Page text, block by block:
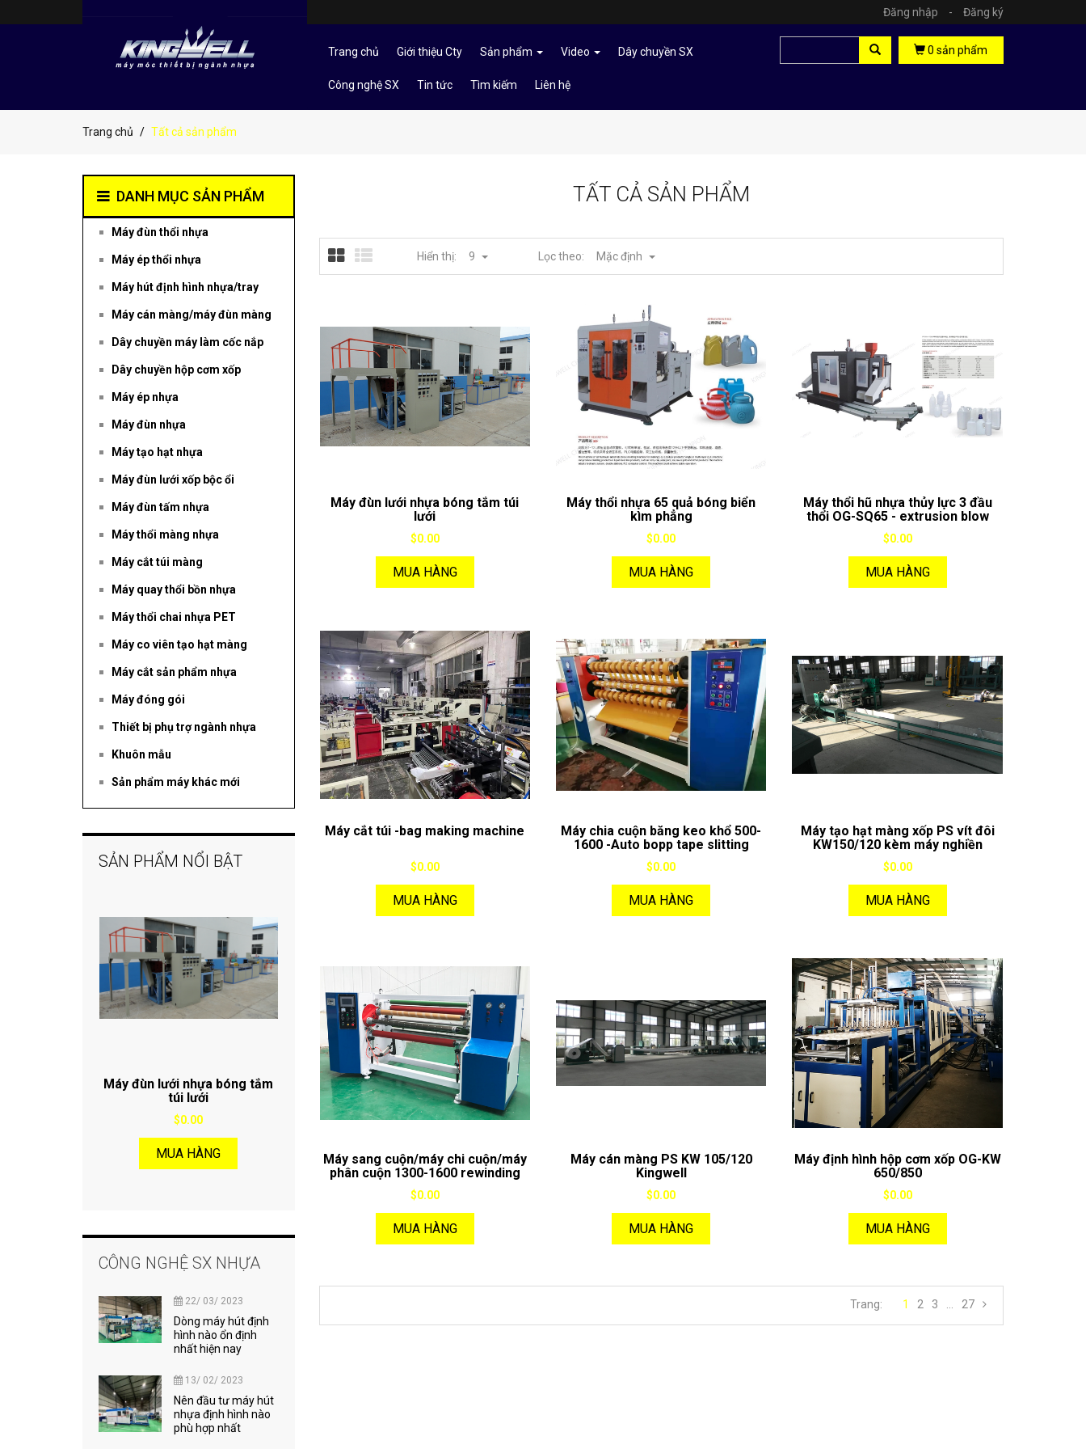
Đăng nhập - Đăng ký
Trang chủ Giới thiệu Cty Sản phẩm Video Dây chuyền SX
Công nghệ SX Tin tức Tìm kiếm Liên hệ
0 sản phẩm
Trang chủ Tất cả sản phẩm
TẤT CẢ SẢN PHẨM
Lọc theo: Mặc định
Hiển thị: 9
Máy đùn lưới nhựa bóng tắm túi
lưới
$0.00
MUA HÀNG
Máy thổi nhựa 65 quả bóng biển
kìm phẳng
$0.00
MUA HÀNG
Máy thổi hũ nhựa thủy lực 3 đầu
thổi OG-SQ65 - extrusion blow
moulding machine
$0.00
MUA HÀNG
Máy cắt túi -bag making machine
$0.00
MUA HÀNG
Máy chia cuộn băng keo khổ 500-
1600 -Auto bopp tape slitting
rewinding machine
$0.00
MUA HÀNG
Máy tạo hạt màng xốp PS vít đôi
KW150/120 kèm máy nghiền
$0.00
MUA HÀNG
Máy sang cuộn/máy chi cuộn/máy
phân cuộn 1300-1600 rewinding
machine
$0.00
MUA HÀNG
Máy cán màng PS KW 105/120
Kingwell
$0.00
MUA HÀNG
Máy định hình hộp cơm xốp OG-KW
650/850
$0.00
MUA HÀNG
Trang: 1 2 3 27
DANH MỤC SẢN PHẨM
Máy đùn thổi nhựa
Máy ép thổi nhựa
Máy hút định hình nhựa/tray
Máy cán màng/máy đùn màng
Dây chuyền máy làm cốc nắp
Dây chuyền hộp cơm xốp
Máy ép nhựa
Máy đùn nhựa
Máy tạo hạt nhựa
Máy đùn lưới xốp bộc ổi
Máy đùn tấm nhựa
Máy thổi màng nhựa
Máy cắt túi màng
Máy quay thổi bồn nhựa
Máy thổi chai nhựa PET
Máy co viên tạo hạt màng
Máy cắt sản phẩm nhựa
Máy đóng gói
Thiết bị phụ trợ ngành nhựa
Khuôn mẫu
Sản phẩm máy khác mới
SẢN PHẨM NỔI BẬT
Máy đùn lưới nhựa bóng tắm
túi lưới
$0.00
MUA HÀNG
CÔNG NGHỆ SX NHỰA
22/ 03/ 2023
Dòng máy hút định
hình nào ổn định
nhất hiện nay
13/ 02/ 2023
Nên đầu tư máy hút
nhựa định hình nào
phù hợp nhất